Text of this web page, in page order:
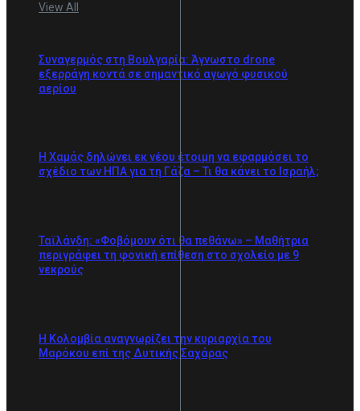
View All
Συναγερμός στη Βουλγαρία: Άγνωστο drone
εξερράγη κοντά σε σημαντικό αγωγό φυσικού
αερίου
Η Χαμάς δηλώνει εκ νέου έτοιμη να εφαρμόσει το
σχέδιο των ΗΠΑ για τη Γάζα – Τι θα κάνει το Ισραήλ;
Ταϊλάνδη: «Φοβόμουν ότι θα πεθάνω» – Μαθήτρια
περιγράφει τη φονική επίθεση στο σχολείο με 9
νεκρούς
Η Κολομβία αναγνωρίζει την κυριαρχία του
Μαρόκου επί της Δυτικής Σαχάρας